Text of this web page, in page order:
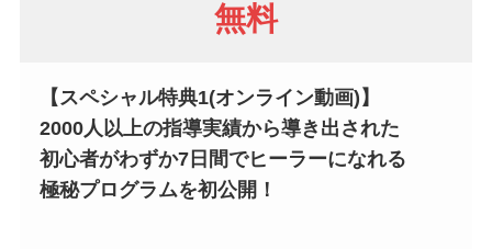
無料
【スペシャル特典1(オンライン動画) 】
2000人以上の指導実績から導き出された
初心者がわずか7日間でヒーラーになれる
極秘プログラムを初公開！